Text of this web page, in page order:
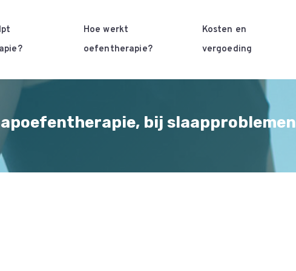
Hoe werkt
oefentherapie?
Kosten en
vergoeding
bij slaapproblemen